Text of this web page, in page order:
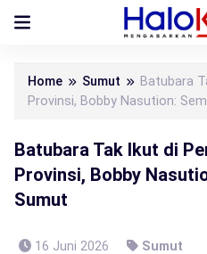
Home Sumut
Batubara
Provinsi, Bobby Nasution:
Batubara Tak Ikut di
Provinsi, Bobby
Sumut
16 Juni 2026 Sumut